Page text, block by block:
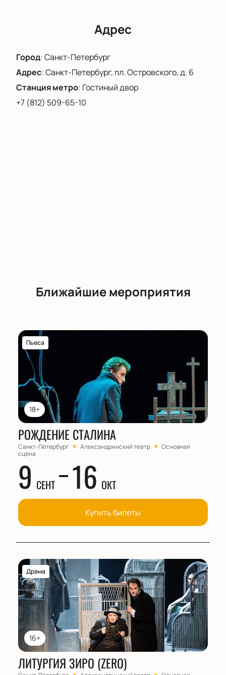
Адрес
Город:Санкт-Петербург
Адрес:Санкт-Петербург, пл. Островского, д. 6
Станция метро: Гостиный двор
+7 (812) 509-65-10
Ближайшие мероприятия
18+
Пьеса
РОЖДЕНИЕ СТАЛИНА
Санкт-Петербург Александринский театр
Основная
сцена
9 СЕНТ 16 ОКТ
Купить билеты
16+
Драма
ЛИТУРГИЯ ЗИРО (ZERO)